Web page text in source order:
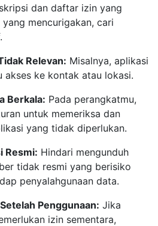
dan daftar izin yang
mencurigakan, cari
Relevan: Misalnya, aplikasi
akses ke kontak atau lokasi.
Berkala: Pada perangkatmu,
untuk memeriksa dan
yang tidak diperlukan.
Resmi: Hindari mengunduh
tidak resmi yang berisiko
penyalahgunaan data.
Penggunaan: Jika
izin sementara,